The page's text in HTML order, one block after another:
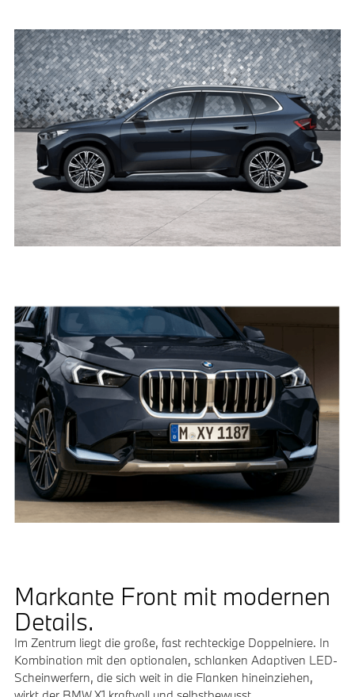
Markante Front mit modernen
Details.
Im Zentrum liegt die große, fast rechteckige Doppelniere. In
Kombination mit den optionalen, schlanken Adaptiven LED-
Scheinwerfern, die sich weit in die Flanken hineinziehen,